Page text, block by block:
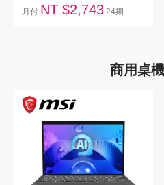
製成)(SAM-B2X-
月付 NT $2,743 24期
商用桌